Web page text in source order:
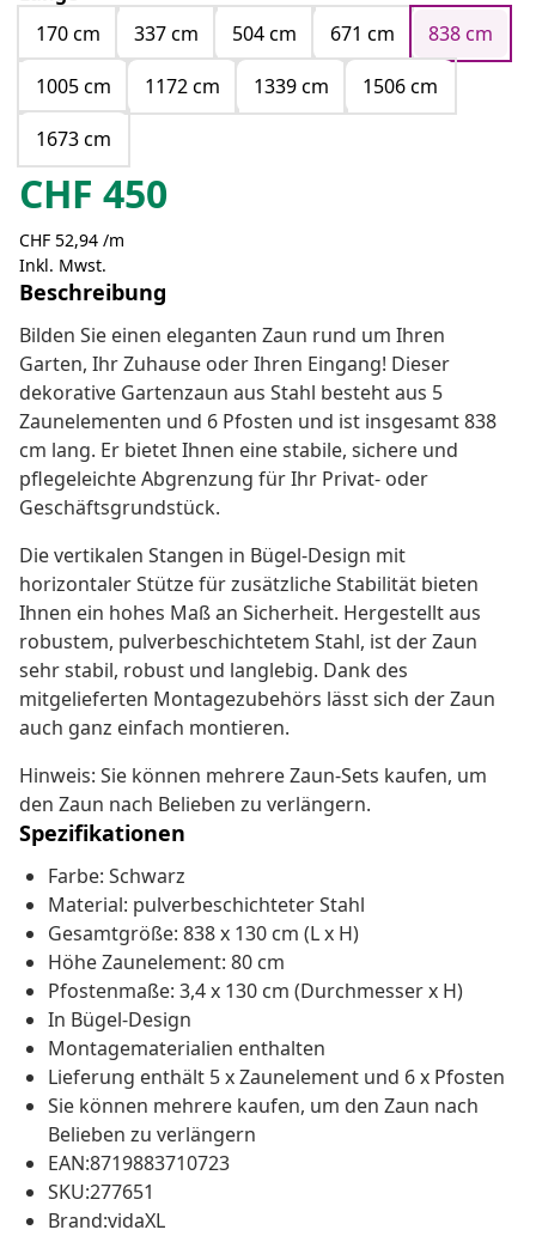
170 cm
337 cm 504 cm 671 cm
838 cm
1005 cm
1172 cm 1339 cm
1506 cm
1673 cm
CHF 450
CHF 52,94 /m
Inkl. Mwst.
Beschreibung
Bilden Sie einen eleganten Zaun rund um Ihren
Garten, Ihr Zuhause oder Ihren Eingang! Dieser
dekorative Gartenzaun aus Stahl besteht aus 5
Zaunelementen und 6 Pfosten und ist insgesamt 838
cm lang. Er bietet Ihnen eine stabile, sichere und
pflegeleichte Abgrenzung für Ihr Privat- oder
Geschäftsgrundstück.
Die vertikalen Stangen in Bügel-Design mit
horizontaler Stütze für zusätzliche Stabilität bieten
Ihnen ein hohes Maß an Sicherheit. Hergestellt aus
robustem, pulverbeschichtetem Stahl, ist der Zaun
sehr stabil, robust und langlebig. Dank des
mitgelieferten Montagezubehörs lässt sich der Zaun
auch ganz einfach montieren.
Hinweis: Sie können mehrere Zaun-Sets kaufen, um
den Zaun nach Belieben zu verlängern.
Spezifikationen
Farbe: Schwarz
Material: pulverbeschichteter Stahl
Gesamtgröße: 838 x 130 cm (L x H)
Höhe Zaunelement: 80 cm
Pfostenmaße: 3,4 x 130 cm (Durchmesser x H)
In Bügel-Design
Montagematerialien enthalten
Lieferung enthält 5 x Zaunelement und 6 x Pfosten
Sie können mehrere kaufen, um den Zaun nach
Belieben zu verlängern
EAN:8719883710723
SKU:277651
Brand:vidaXL